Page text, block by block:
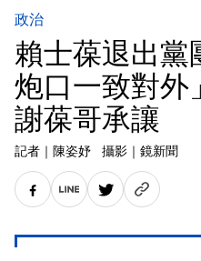
政治
賴士葆退出黨
炮口一致對
謝葆哥承讓
記者 ｜ 陳姿妤 攝影 ｜ 鏡新聞